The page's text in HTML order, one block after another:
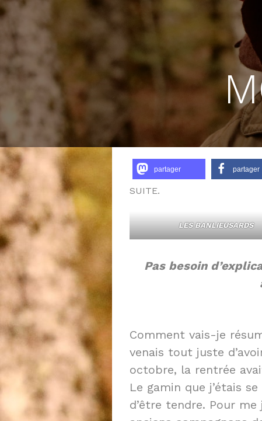
partager partager
SUITE.
LES BANLIEUSARDS
Pas besoin
Comment vais-je
venais tout juste
octobre, la rentrée
Le gamin que j’étais
d’être tendre. Pour